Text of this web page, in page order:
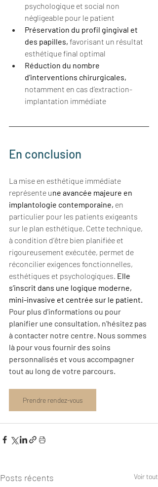
psychologique et social non
négligeable pour le patient
Préservation du profil gingival et
des papilles, favorisant un résultat
esthétique final optimal
Réduction du nombre
d’interventions chirurgicales,
notamment en cas d’extraction-
implantation immédiate
En conclusion
La mise en esthétique immédiate
représente une avancée majeure en
implantologie contemporaine, en
particulier pour les patients exigeants
sur le plan esthétique. Cette technique,
à condition d’être bien planifiée et
rigoureusement exécutée, permet de
réconcilier exigences fonctionnelles,
esthétiques et psychologiques. Elle
s’inscrit dans une logique moderne,
mini-invasive et centrée sur le patient.
Pour plus d'informations ou pour
planifier une consultation, n'hésitez pas
à contacter notre centre. Nous sommes
là pour vous fournir des soins
personnalisés et vous accompagner
tout au long de votre parcours.
Prendre rendez-vous
Posts récents Voir tout